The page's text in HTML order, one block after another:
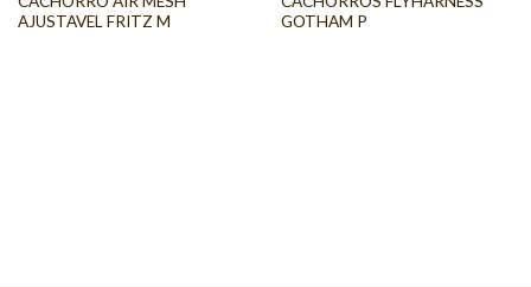
AJUSTAVEL FRITZ M
GOTHAM P